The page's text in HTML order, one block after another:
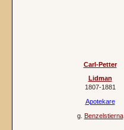
Carl-Petter
Lidman
1807‐1881
Apotekare
g. Benzelstierna